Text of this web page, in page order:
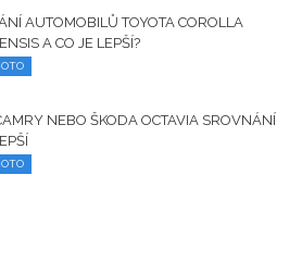
AUTOMOBILŮ TOYOTA COROLLA
A CO JE LEPŠÍ?
NEBO ŠKODA OCTAVIA SROVNÁNÍ